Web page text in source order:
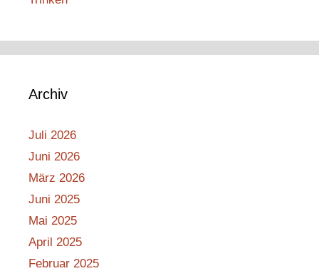
Archiv
Juli 2026
Juni 2026
März 2026
Juni 2025
Mai 2025
April 2025
Februar 2025